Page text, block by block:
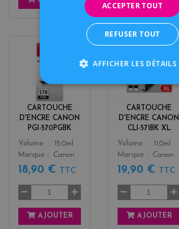
CARTOUCHE
D'ENCRE CANON
PGI-570PGBK
Color
k
Volume
15.0ml
Marque
Canon
18,90 € TTC
AJOUTER
CARTOUCHE
D'ENCRE CANON
CLI-571BK XL
Color
c
k
Volume
11.0ml
Marque
Canon
19,90 € TTC
AJOUTER
ACCEPTER TOUT
REFUSER TOUT
AFFICHER LES DÉTAILS